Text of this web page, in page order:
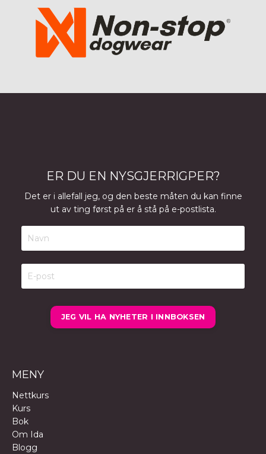
ER DU EN NYSGJERRIGPER?
Det er i allefall jeg, og den beste måten du kan finne
ut av ting først på er å stå på e-postlista.
JEG VIL HA NYHETER I INNBOKSEN
MENY
Nettkurs
Kurs
Bok
Om Ida
Blogg